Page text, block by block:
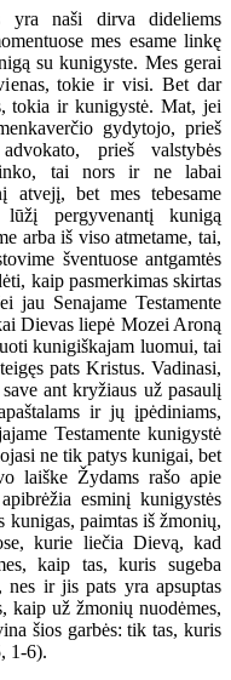
naši dirva dideliems
mes esame linkę
su kunigyste. Mes gerai
tokie ir visi. Bet dar
tokia ir kunigystė. Mat, jei
gydytojo, prieš
prieš valstybės
tai nors ir ne labai
atvejį, bet mes tebesame
pergyvenantį kunigą
arba iš viso atmetame, tai,
šventuose antgamtės
kaip pasmerkimas skirtas
jau Senajame Testamente
Dievas liepė Mozei Aroną
kunigiškajam luomui, tai
pats Kristus. Vadinasi,
ant kryžiaus už pasaulį
ir jų įpėdiniams,
Testamente kunigystė
ne tik patys kunigai, bet
laiške Žydams rašo apie
esminį kunigystės
paimtas iš žmonių,
kurie liečia Dievą, kad
kaip tas, kuris sugeba
ir jis pats yra apsuptas
kaip už žmonių nuodėmes,
šios garbės: tik tas, kuris
1-6).